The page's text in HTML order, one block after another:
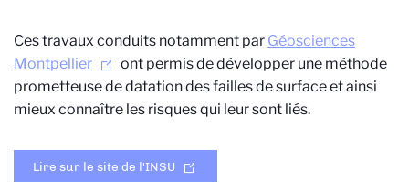
Ces travaux conduits notamment par Géosciences
Montpellier
ont permis de développer une méthode
prometteuse de datation des failles de surface et ainsi
mieux connaître les risques qui leur sont liés.
Lire sur le site de l'INSU